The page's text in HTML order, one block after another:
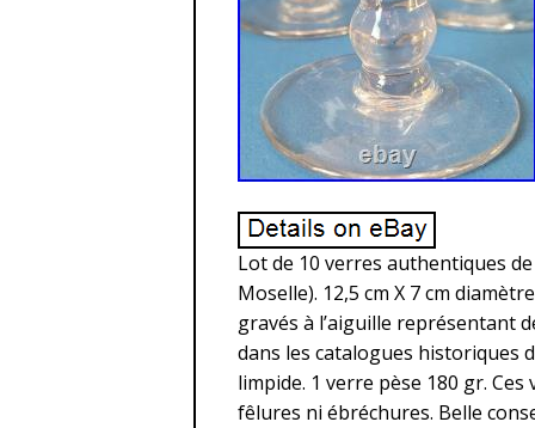
Lot de 10 verres authentiques
Moselle). 12,5 cm X 7 cm
gravés à l’aiguille représentant
dans les catalogues historiques
limpide. 1 verre pèse 180 gr.
fêlures ni ébréchures. Belle